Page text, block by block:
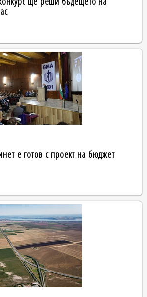
е готов с проект на бюджет